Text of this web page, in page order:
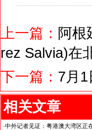
上一篇： 阿根
rez Salvia)在
下一篇： 7月
相关文章
·中外记者见证：粤港澳大湾区正